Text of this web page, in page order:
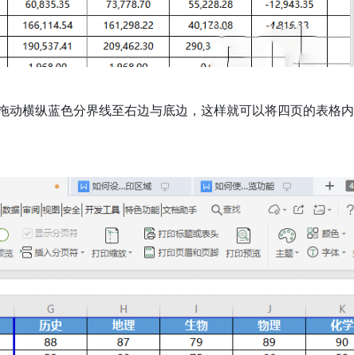
动横纵蓝色分界线至右边与底边，这样就可以将四页的表格内